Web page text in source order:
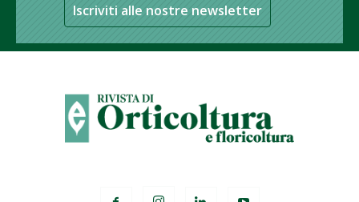
Iscriviti alle nostre newsletter